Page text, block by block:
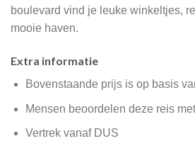
boulevard vind je leuke winkeltjes,
mooie haven.
Extra informatie
Bovenstaande prijs is op basis
Mensen beoordelen deze reis
Vertrek vanaf DUS